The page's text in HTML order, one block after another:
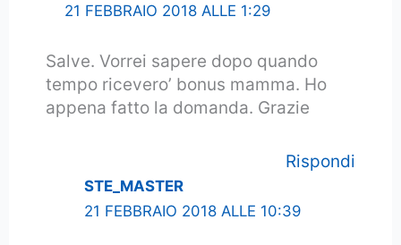
21 FEBBRAIO 2018 ALLE 1:29
Salve. Vorrei sapere dopo quando
tempo ricevero’ bonus mamma. Ho
appena fatto la domanda. Grazie
Rispondi
STE_MASTER
21 FEBBRAIO 2018 ALLE 10:39